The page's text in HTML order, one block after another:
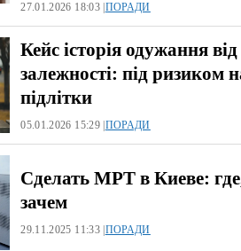
27.01.2026 18:03 | ПОРАДИ
Кейс історія одужання
залежності: під ризиком
підлітки
05.01.2026 15:29 |ПОРАДИ
Сделать МРТ в Киеве:
зачем
29.11.2025 11:33 | ПОРАДИ